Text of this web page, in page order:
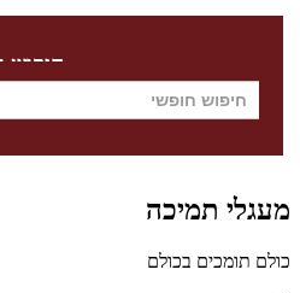
חיפוש באתר
תמיכה
בכולם